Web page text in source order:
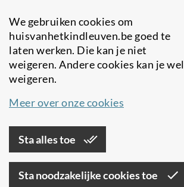
We gebruiken cookies om
huisvanhetkindleuven.be goed te
laten werken. Die kan je niet
weigeren. Andere cookies kan je wel
weigeren.
Meer over onze cookies
Sta alles toe
Sta noodzakelijke cookies toe